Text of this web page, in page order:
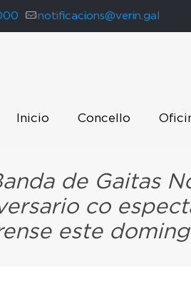
notificacions@verin.gal
Inicio Concello
de Gaitas
co
este